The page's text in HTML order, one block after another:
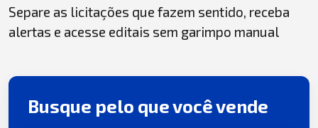
Separe as licitações que fazem sentido, receba
alertas e acesse editais sem garimpo manual
Busque pelo que você vende